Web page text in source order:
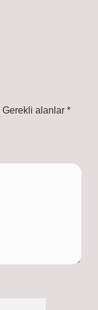
Gerekli alanlar *